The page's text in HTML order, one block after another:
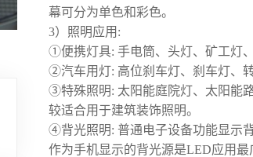
幕可分为单色和彩色。
3）照明应用:
①便携灯具: 手电筒、头灯、矿工灯、
②汽车用灯: 高位刹车灯、刹车灯、
③特殊照明: 太阳能庭院灯、太阳能
较适合用于建筑装饰照明。
④背光照明: 普通电子设备功能显示
作为手机显示的背光源是LED应用最